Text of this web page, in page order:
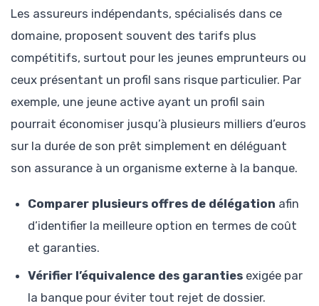
Les assureurs indépendants, spécialisés dans ce
domaine, proposent souvent des tarifs plus
compétitifs, surtout pour les jeunes emprunteurs ou
ceux présentant un profil sans risque particulier. Par
exemple, une jeune active ayant un profil sain
pourrait économiser jusqu’à plusieurs milliers d’euros
sur la durée de son prêt simplement en déléguant
son assurance à un organisme externe à la banque.
Comparer plusieurs offres de délégation afin
d’identifier la meilleure option en termes de coût
et garanties.
Vérifier l’équivalence des garanties exigée par
la banque pour éviter tout rejet de dossier.